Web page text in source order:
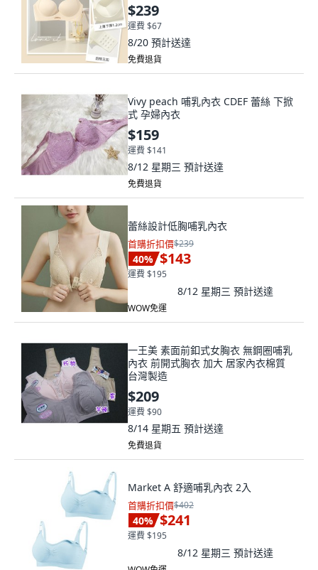
$239
運費 $67
8/20 預計送達
免費退貨
Vivy peach 哺乳內衣 CDEF 蕾絲 下掀
式 孕婦內衣
$159
運費 $141
8/12 星期三 預計送達
免費退貨
蕾絲設計低胸哺乳內衣
首購折扣價$239
40% $143
運費 $195
8/12 星期三 預計送達
WOW免運
一王美 素面前釦式女胸衣 無鋼圈哺乳
內衣 前開式胸衣 加大 居家內衣棉質
台灣製造
$209
運費 $90
8/14 星期五 預計送達
免費退貨
Market A 舒適哺乳內衣 2入
首購折扣價$402
40% $241
運費 $195
8/12 星期三 預計送達